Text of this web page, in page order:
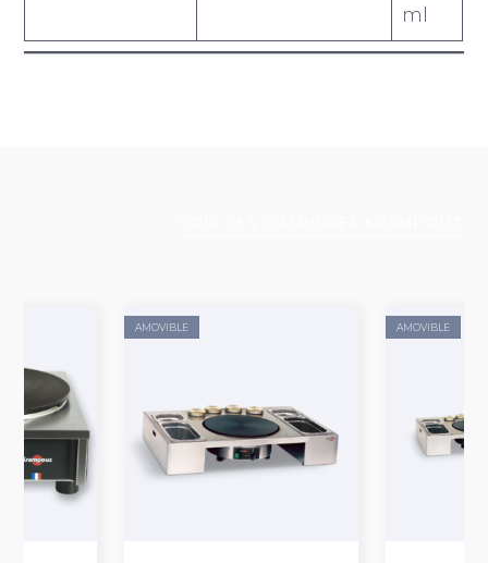
ml
AMOVIBLE AMOVIBLE